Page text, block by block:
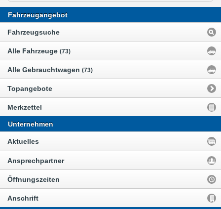
Fahrzeugangebot
Fahrzeugsuche
Alle Fahrzeuge (73)
Alle Gebrauchtwagen (73)
Topangebote
Merkzettel
Unternehmen
Aktuelles
Ansprechpartner
Öffnungszeiten
Anschrift